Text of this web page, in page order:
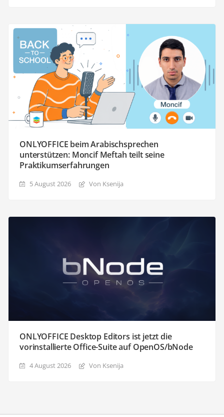
ONLYOFFICE beim Arabischsprechen
unterstützen: Moncif Meftah teilt seine
Praktikumserfahrungen
5 August 2026 Von Ksenija
ONLYOFFICE Desktop Editors ist jetzt die
vorinstallierte Office-Suite auf OpenOS/bNode
4 August 2026 Von Ksenija